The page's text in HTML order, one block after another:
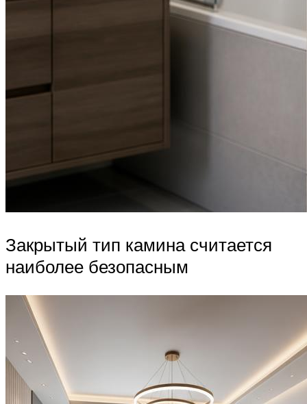
Закрытый тип камина считается
наиболее безопасным